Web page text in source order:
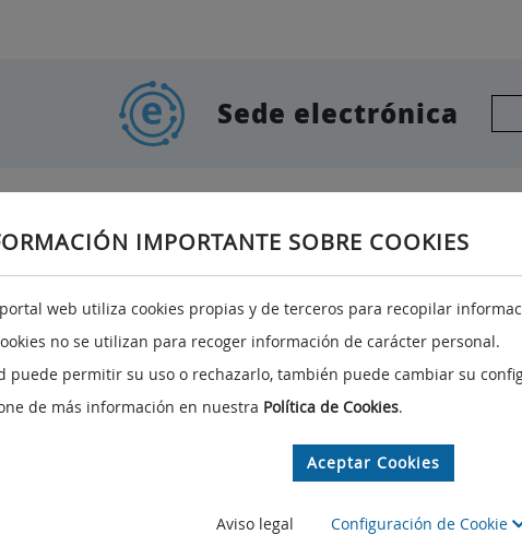
Sede electrónica
Social,
Redes sociales
Facebook @SocialGobCan
Twitter @SocialGobCan
IMPORTANTE SOBRE COOKIES
web utiliza cookies propias y de terceros para recopilar
no se utilizan para recoger información de carácter personal.
puede permitir su uso o rechazarlo, también puede cambiar su
de más información en nuestra Política de Cookies.
Aceptar Cookies
Aviso legal Configuración de Cookie